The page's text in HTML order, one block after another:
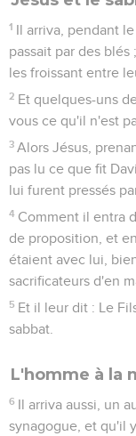
1 Il arriva, pendant
passait par des blés
les froissant entre
2 Et quelques-uns
vous ce qu'il n'est
3 Alors Jésus,
pas lu ce que fit
lui furent pressés
4 Comment il entra
de proposition, et
étaient avec lui,
sacrificateurs d'en
5 Et il leur dit : Le
sabbat.
L'homme à la
6 Il arriva aussi, un
synagogue, et qu'il